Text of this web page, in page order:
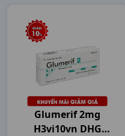
Glumerif 2mg
H3vi10vn DHG